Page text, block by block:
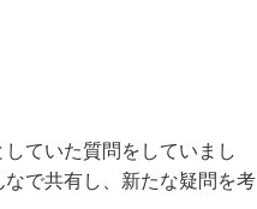
ていた質問をしていまし
で共有し、新たな疑問を考